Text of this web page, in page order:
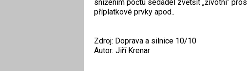
snížením počtu sedadel zvětšit „životní“
příplatkové prvky apod..
Zdroj: Doprava a silnice 10/10
Autor: Jiří Krenar